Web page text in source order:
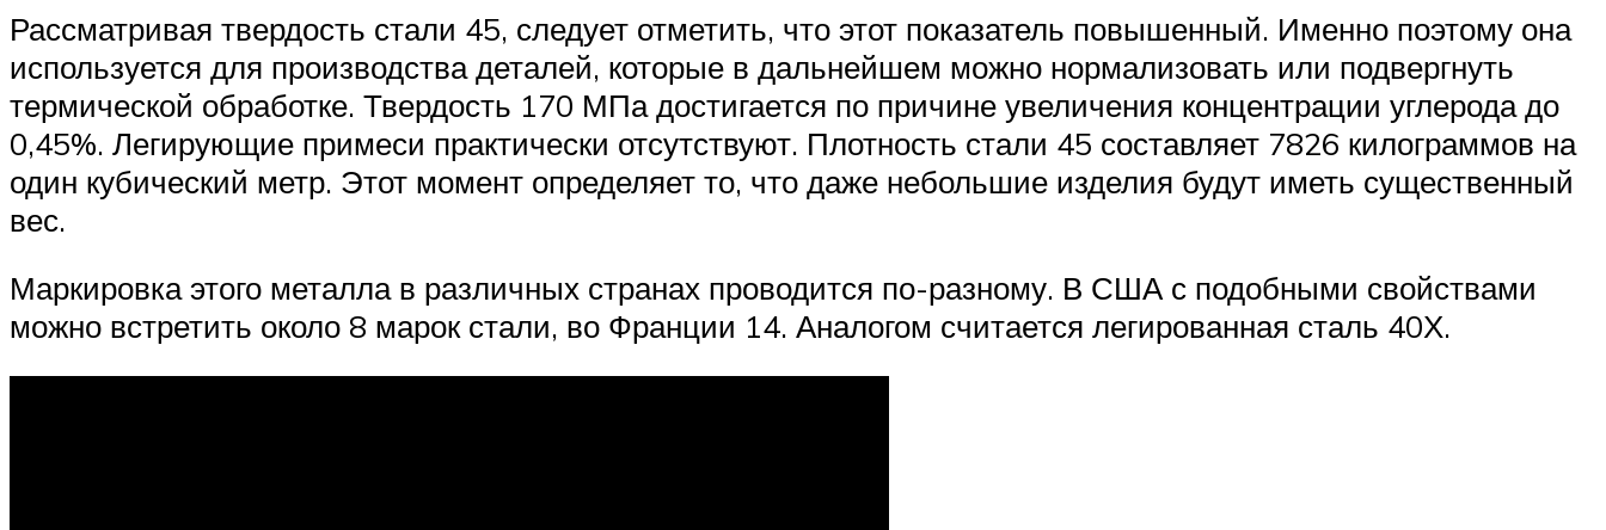
Рассматривая твердость стали 45, следует отметить, что этот показатель повышенный. Именно поэтому она
используется для производства деталей, которые в дальнейшем можно нормализовать или подвергнуть
термической обработке. Твердость 170 МПа достигается по причине увеличения концентрации углерода до
0,45%. Легирующие примеси практически отсутствуют. Плотность стали 45 составляет 7826 килограммов на
один кубический метр. Этот момент определяет то, что даже небольшие изделия будут иметь существенный
вес.
Маркировка этого металла в различных странах проводится по-разному. В США с подобными свойствами
можно встретить около 8 марок стали, во Франции 14. Аналогом считается легированная сталь 40Х.